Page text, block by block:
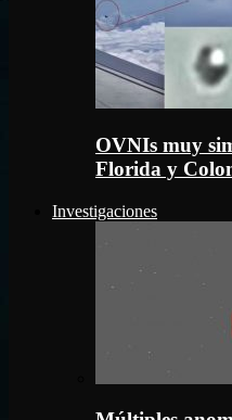
OVNIs muy
Florida y
Investigaciones